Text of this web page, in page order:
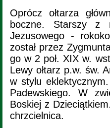
Oprócz ołtarza
boczne. Starszy z
Jezusowego -
został przez
go w 2 poł. XIX w.
Lewy ołtarz p.w. św.
w stylu
Padewskiego. W
Boskiej z
chrzcielnica.